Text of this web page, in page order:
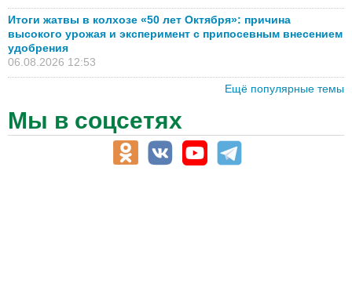
Итоги жатвы в колхозе «50 лет Октября»: причина
высокого урожая и эксперимент с припосевным внесением
удобрения
06.08.2026 12:53
Ещё популярные темы
Мы в соцсетях